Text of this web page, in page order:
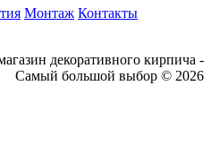
Монтаж Контакты
декоративного кирпича -
Самый большой выбор © 2026